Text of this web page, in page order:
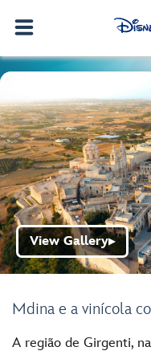
Mdina e a vinícola
View Gallery▶
A região de Girgenti,